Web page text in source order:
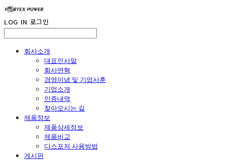
LOG IN 로그인
회사소개
대표인사말
회사연혁
경영이념 및 기업사훈
기업소개
인증내역
찾아오시는 길
제품정보
제품상세정보
제품비교
디스포저 사용방법
게시판